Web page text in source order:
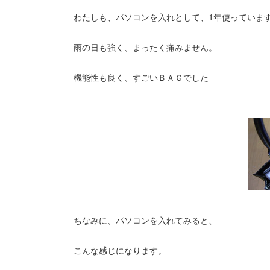
わたしも、パソコンを入れとして、1年使っていま
雨の日も強く、まったく痛みません。
機能性も良く、すごいＢＡＧでした
ちなみに、パソコンを入れてみると、
こんな感じになります。